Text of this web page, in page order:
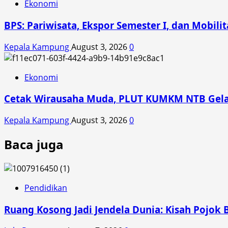
Ekonomi
BPS: Pariwisata, Ekspor Semester I, dan
Kepala KampungAugust 3, 20260
Ekonomi
Cetak Wirausaha Muda, PLUT KUMKM NTB
Kepala KampungAugust 3, 20260
Baca juga
Pendidikan
Ruang Kosong Jadi Jendela Dunia: Kisah